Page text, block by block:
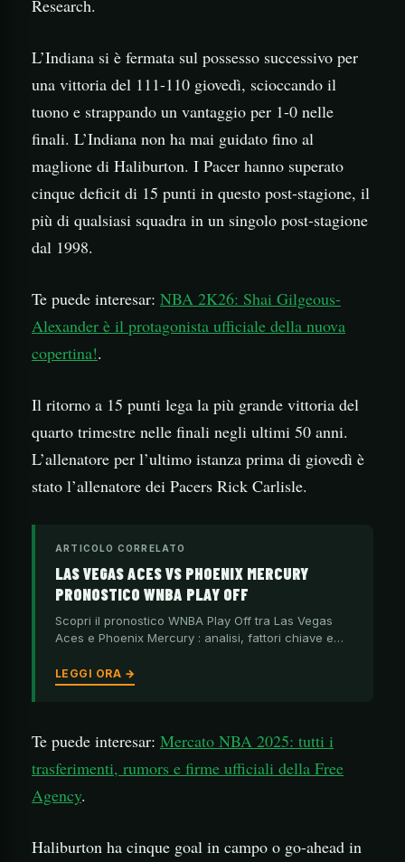
Research.
L’Indiana si è fermata sul possesso successivo per
una vittoria del 111-110 giovedì, scioccando il
tuono e strappando un vantaggio per 1-0 nelle
finali. L’Indiana non ha mai guidato fino al
maglione di Haliburton. I Pacer hanno superato
cinque deficit di 15 punti in questo post-stagione, il
più di qualsiasi squadra in un singolo post-stagione
dal 1998.
Te puede interesar: NBA 2K26: Shai Gilgeous-
Alexander è il protagonista ufficiale della nuova
copertina!.
Il ritorno a 15 punti lega la più grande vittoria del
quarto trimestre nelle finali negli ultimi 50 anni.
L’allenatore per l’ultimo istanza prima di giovedì è
stato l’allenatore dei Pacers Rick Carlisle.
ARTICOLO CORRELATO
LAS VEGAS ACES VS PHOENIX MERCURY
PRONOSTICO WNBA PLAY OFF
Scopri il pronostico WNBA Play Off tra Las Vegas
Aces e Phoenix Mercury : analisi, fattori chiave e…
LEGGI ORA →
Te puede interesar: Mercato NBA 2025: tutti i
trasferimenti, rumors e firme ufficiali della Free
Agency.
Haliburton ha cinque goal in campo o go-ahead in